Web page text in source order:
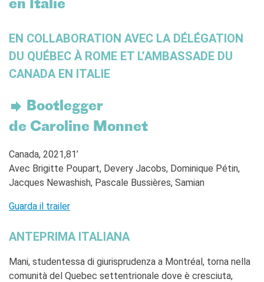
PARTENARIATI
Affittare i nostri spazi
Le cercle des amis
Contatti
IF Italia
L'équipe
Certificazione di qualità
La Carte Institut français
Milano
CERCA
en Italie
EN COLLABORATION AVEC LA DÉLÉGATION
DU QUÉBEC À ROME ET L’AMBASSADE DU
CANADA EN ITALIE
Bootlegger
de Caroline Monnet
Canada, 2021,81’
Avec Brigitte Poupart, Devery Jacobs, Dominique Pétin,
Jacques Newashish, Pascale Bussières, Samian
Guarda il trailer
ANTEPRIMA ITALIANA
Mani, studentessa di giurisprudenza a Montréal, torna nella
comunità del Quebec settentrionale dove è cresciuta,